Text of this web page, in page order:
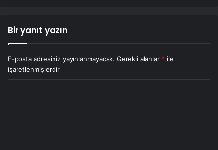
Bir yanıt yazın
E-posta adresiniz yayınlanmayacak. Gerekli alanlar * ile
işaretlenmişlerdir